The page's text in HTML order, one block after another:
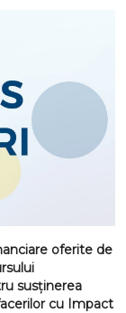
oferite de
susținerea
cu Impact